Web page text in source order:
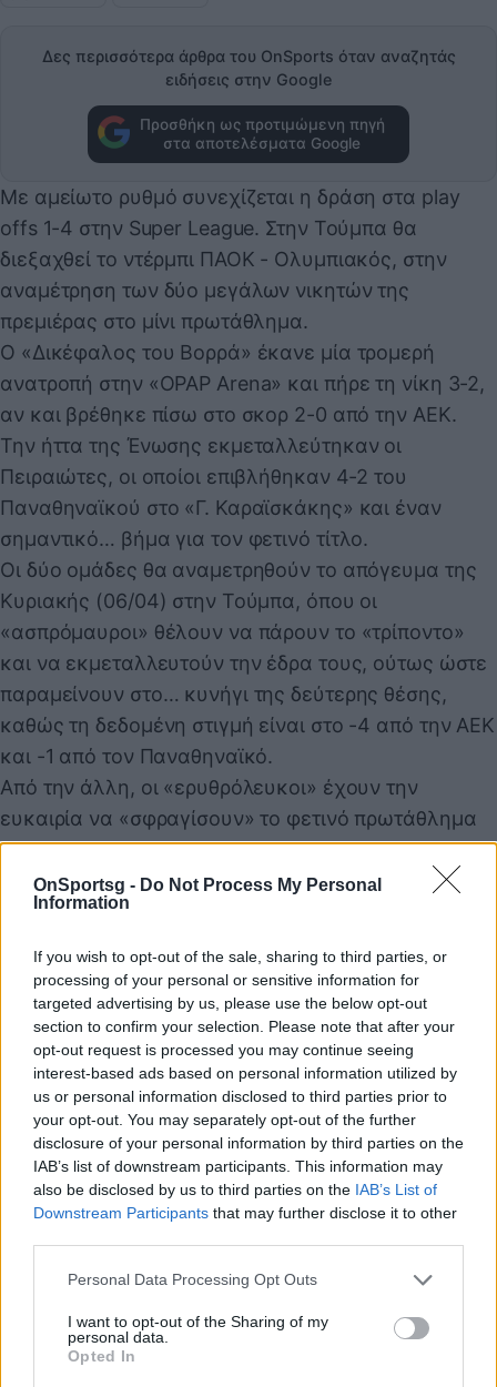
OnSportsg - Do Not Process My Personal
Information
If you wish to opt-out of the sale, sharing to third parties, or
processing of your personal or sensitive information for
targeted advertising by us, please use the below opt-out
section to confirm your selection. Please note that after your
opt-out request is processed you may continue seeing
interest-based ads based on personal information utilized by
us or personal information disclosed to third parties prior to
your opt-out. You may separately opt-out of the further
disclosure of your personal information by third parties on the
IAB’s list of downstream participants. This information may
also be disclosed by us to third parties on the IAB’s List of
Downstream Participants that may further disclose it to other
Personal Data Processing Opt Outs
I want to opt-out of the Sharing of my
personal data.
Opted In
Δες περισσότερα άρθρα του OnSports όταν αναζητάς
ειδήσεις στην Google
Προσθήκη ως προτιμώμενη πηγή
στα αποτελέσματα Google
Με αμείωτο ρυθμό συνεχίζεται η δράση στα play
offs 1-4 στην Super League. Στην Τούμπα θα
διεξαχθεί το ντέρμπι ΠΑΟΚ - Ολυμπιακός, στην
αναμέτρηση των δύο μεγάλων νικητών της
πρεμιέρας στο μίνι πρωτάθλημα.
Ο «Δικέφαλος του Βορρά» έκανε μία τρομερή
ανατροπή στην «OPAP Arena» και πήρε τη νίκη 3-2,
αν και βρέθηκε πίσω στο σκορ 2-0 από την ΑΕΚ.
Την ήττα της Ένωσης εκμεταλλεύτηκαν οι
Πειραιώτες, οι οποίοι επιβλήθηκαν 4-2 του
Παναθηναϊκού στο «Γ. Καραϊσκάκης» και έναν
σημαντικό… βήμα για τον φετινό τίτλο.
Οι δύο ομάδες θα αναμετρηθούν το απόγευμα της
Κυριακής (06/04) στην Τούμπα, όπου οι
«ασπρόμαυροι» θέλουν να πάρουν το «τρίποντο»
και να εκμεταλλευτούν την έδρα τους, ούτως ώστε
παραμείνουν στο… κυνήγι της δεύτερης θέσης,
καθώς τη δεδομένη στιγμή είναι στο -4 από την ΑΕΚ
και -1 από τον Παναθηναϊκό.
Από την άλλη, οι «ερυθρόλευκοι» έχουν την
ευκαιρία να «σφραγίσουν» το φετινό πρωτάθλημα
της Super League, σε περίπτωση που πάρουν το
«διπλό» στη Νύμφη του Θερμαϊκού και λίγη ώρα
αργότερα, η Ένωση γνωρίσει νέα ήττα, αυτή τη
Η σέντρα στο ντέρμπι ΠΑΟΚ - Ολυμπιακός έχει
οριστεί για το απόγευμα της Κυριακής (06/04) στις
19:30 και τηλεοπτικά, θα καλυφθεί από το
Novasports Prime.
Παιχνίδι από παντού στη Novibet με το
νέο Mobile App
ΠΑΟΚ - ΟΛΥΜΠΙΑΚΟΣ